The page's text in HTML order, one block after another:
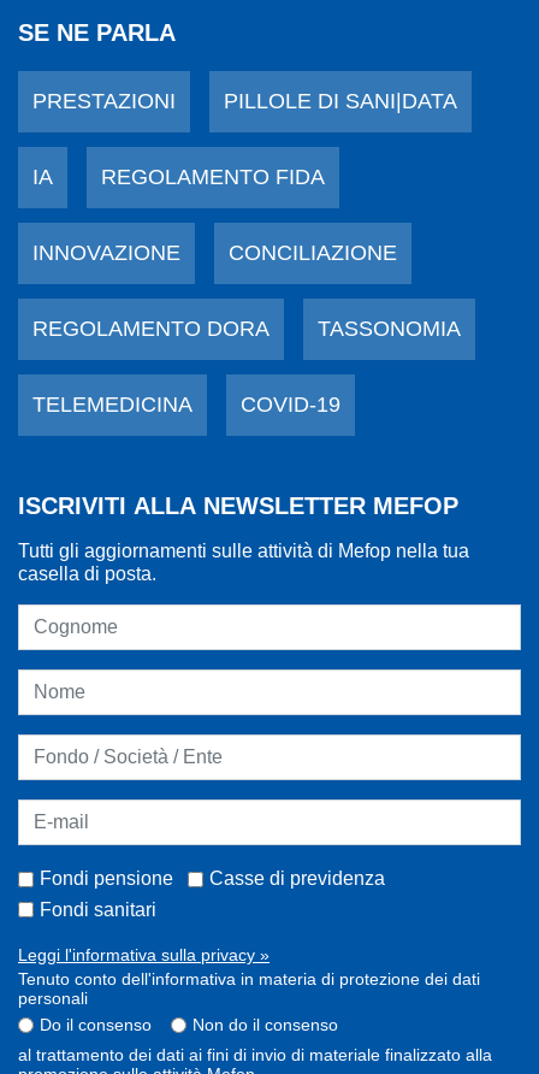
SE NE PARLA
PRESTAZIONI PILLOLE DI SANI|DATA
IA REGOLAMENTO FIDA
INNOVAZIONE CONCILIAZIONE
REGOLAMENTO DORA TASSONOMIA
TELEMEDICINA COVID-19
ISCRIVITI ALLA NEWSLETTER MEFOP
Tutti gli aggiornamenti sulle attività di Mefop nella tua
casella di posta.
Fondi pensione
Casse di previdenza
Fondi sanitari
Leggi l'informativa sulla privacy »
Tenuto conto dell'informativa in materia di protezione dei dati
personali
Do il consenso
Non do il consenso
al trattamento dei dati ai fini di invio di materiale finalizzato alla